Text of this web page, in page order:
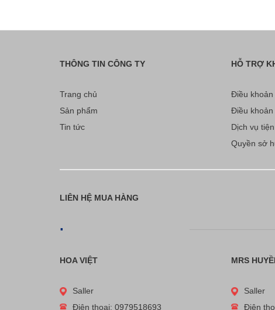
THÔNG TIN CÔNG TY
Trang chủ
Sản phẩm
Tin tức
HỖ TRỢ
Điều khoản
Điều khoản
Dịch vụ
Quyền sở
LIÊN HỆ MUA HÀNG
.
HOA VIỆT
Saller
Điện thoại: 0979518693
MRS
Saller
Điện